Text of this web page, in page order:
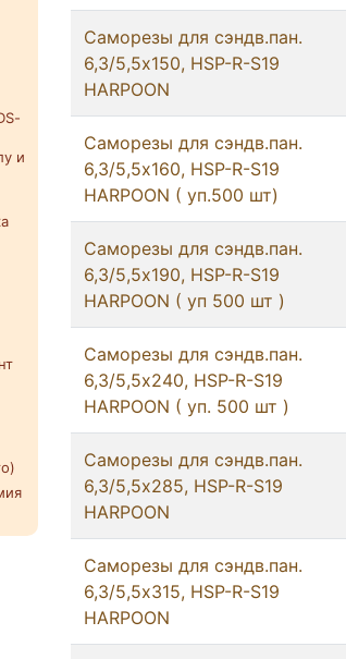
и
Саморезы для сэндв.пан.
6,3/5,5х150, HSP-R-S19
HARPOON
Саморезы для сэндв.пан.
6,3/5,5х160, HSP-R-S19
HARPOON ( уп.500 шт)
Саморезы для сэндв.пан.
6,3/5,5х190, HSP-R-S19
HARPOON ( уп 500 шт )
Саморезы для сэндв.пан.
6,3/5,5х240, HSP-R-S19
HARPOON ( уп. 500 шт )
Саморезы для сэндв.пан.
6,3/5,5х285, HSP-R-S19
HARPOON
Саморезы для сэндв.пан.
6,3/5,5х315, HSP-R-S19
HARPOON